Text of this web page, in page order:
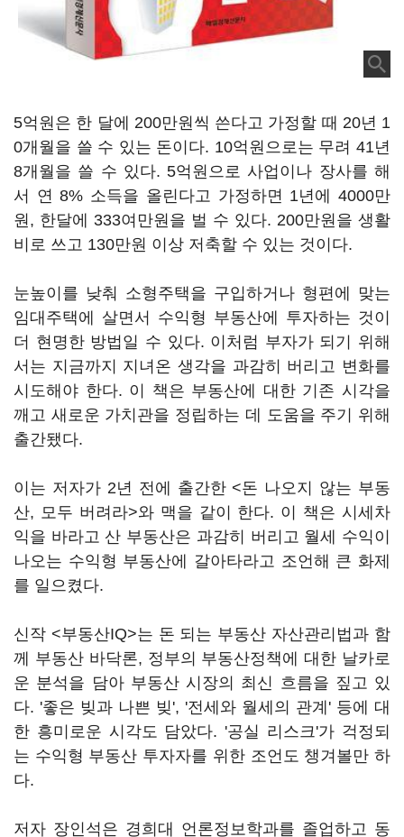
5억원은 한 달에 200만원씩 쓴다고 가정할 때 20년 1
0개월을 쓸 수 있는 돈이다. 10억원으로는 무려 41년
8개월을 쓸 수 있다. 5억원으로 사업이나 장사를 해
서 연 8% 소득을 올린다고 가정하면 1년에 4000만
원, 한달에 333여만원을 벌 수 있다. 200만원을 생활
비로 쓰고 130만원 이상 저축할 수 있는 것이다.
눈높이를 낮춰 소형주택을 구입하거나 형편에 맞는
임대주택에 살면서 수익형 부동산에 투자하는 것이
더 현명한 방법일 수 있다. 이처럼 부자가 되기 위해
서는 지금까지 지녀온 생각을 과감히 버리고 변화를
시도해야 한다. 이 책은 부동산에 대한 기존 시각을
깨고 새로운 가치관을 정립하는 데 도움을 주기 위해
출간됐다.
이는 저자가 2년 전에 출간한 <돈 나오지 않는 부동
산, 모두 버려라>와 맥을 같이 한다. 이 책은 시세차
익을 바라고 산 부동산은 과감히 버리고 월세 수익이
나오는 수익형 부동산에 갈아타라고 조언해 큰 화제
를 일으켰다.
신작 <부동산IQ>는 돈 되는 부동산 자산관리법과 함
께 부동산 바닥론, 정부의 부동산정책에 대한 날카로
운 분석을 담아 부동산 시장의 최신 흐름을 짚고 있
다. '좋은 빚과 나쁜 빚', '전세와 월세의 관계' 등에 대
한 흥미로운 시각도 담았다. '공실 리스크'가 걱정되
는 수익형 부동산 투자자를 위한 조언도 챙겨볼만 하
다.
저자 장인석은 경희대 언론정보학과를 졸업하고 동